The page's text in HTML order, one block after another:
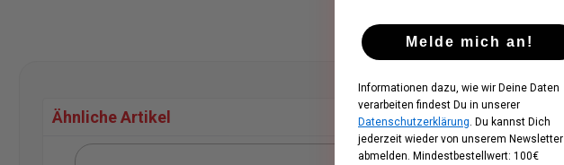
Ähnliche Artikel
Produktgalerie überspringen
Melde mich an!
Informationen dazu, wie wir Deine Daten
verarbeiten findest Du in unserer
Datenschutzerklärung . Du kannst Dich
jederzeit wieder von unserem Newsletter
abmelden. Mindestbestellwert: 100€